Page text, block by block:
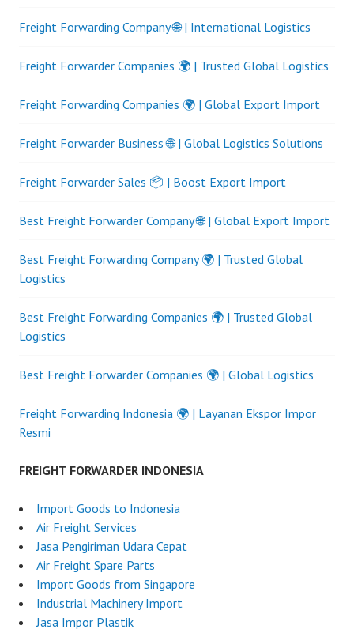
Freight Forwarding Company 🌐 | International Logistics
Freight Forwarder Companies 🌍 | Trusted Global Logistics
Freight Forwarding Companies 🌍 | Global Export Import
Freight Forwarder Business 🌐 | Global Logistics Solutions
Freight Forwarder Sales 📦 | Boost Export Import
Best Freight Forwarder Company 🌐 | Global Export Import
Best Freight Forwarding Company 🌍 | Trusted Global
Logistics
Best Freight Forwarding Companies 🌍 | Trusted Global
Logistics
Best Freight Forwarder Companies 🌍 | Global Logistics
Freight Forwarding Indonesia 🌍 | Layanan Ekspor Impor
Resmi
FREIGHT FORWARDER INDONESIA
Import Goods to Indonesia
Air Freight Services
Jasa Pengiriman Udara Cepat
Air Freight Spare Parts
Import Goods from Singapore
Industrial Machinery Import
Jasa Impor Plastik